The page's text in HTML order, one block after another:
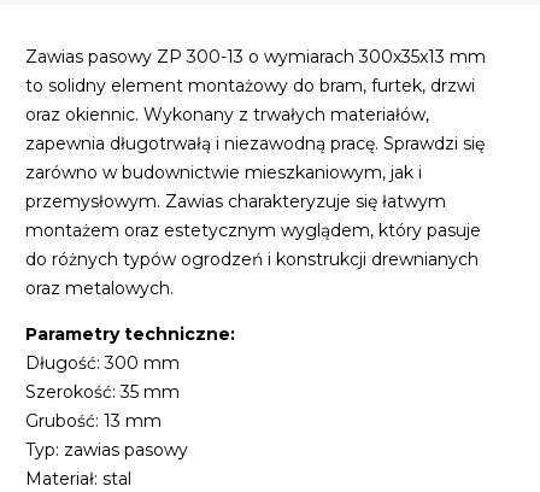
Zawias pasowy ZP 300-13 o wymiarach 300x35x13 mm
to solidny element montażowy do bram, furtek, drzwi
oraz okiennic. Wykonany z trwałych materiałów,
zapewnia długotrwałą i niezawodną pracę. Sprawdzi się
zarówno w budownictwie mieszkaniowym, jak i
przemysłowym. Zawias charakteryzuje się łatwym
montażem oraz estetycznym wyglądem, który pasuje
do różnych typów ogrodzeń i konstrukcji drewnianych
oraz metalowych.
Parametry techniczne:
Długość: 300 mm
Szerokość: 35 mm
Grubość: 13 mm
Typ: zawias pasowy
Materiał: stal